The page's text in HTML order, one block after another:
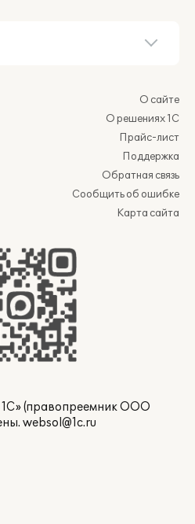
О сайте
О решениях 1С
Прайс-лист
Поддержка
Обратная связь
Сообщить об ошибке
Карта сайта
(правопреемник ООО
websol@1c.ru